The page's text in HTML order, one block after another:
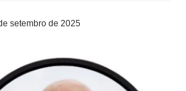
setembro de 2025